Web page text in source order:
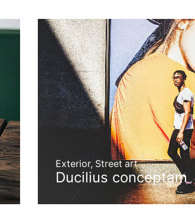
Exterior, Street art
Ducilius conceptam